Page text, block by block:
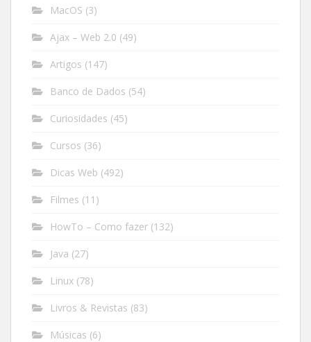
MacOS (3)
Ajax – Web 2.0 (49)
Artigos (147)
Banco de Dados (54)
Curiosidades (45)
Cursos (36)
Dicas Web (492)
Filmes (11)
HowTo – Como fazer (132)
Java (27)
Linux (78)
Livros & Revistas (83)
Músicas (6)